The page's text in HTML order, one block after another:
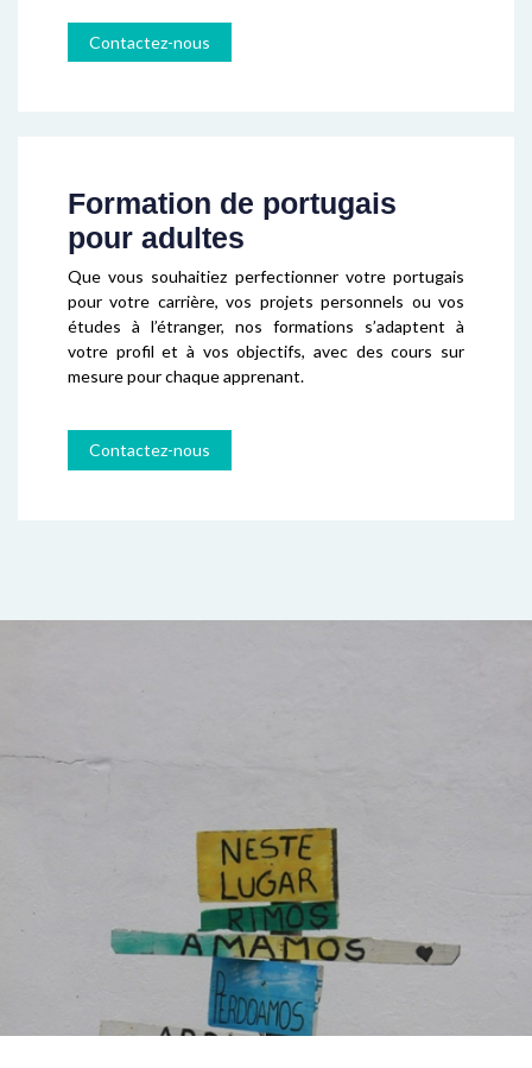
Contactez-nous
Formation de portugais
pour adultes
Que vous souhaitiez perfectionner votre portugais
pour votre carrière, vos projets personnels ou vos
études à l’étranger, nos formations s’adaptent à
votre profil et à vos objectifs, avec des cours sur
mesure pour chaque apprenant.
Contactez-nous